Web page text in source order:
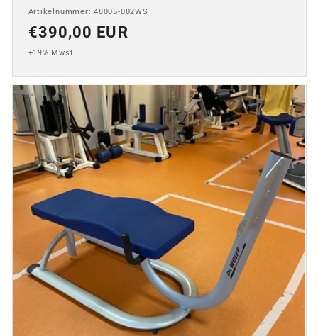
Artikelnummer: 48005-002WS
Normaler
Preis
€390,00 EUR
+19% Mwst